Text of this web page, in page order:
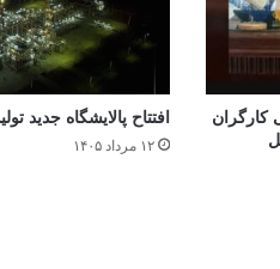
کارگران
افتتاح ‌پالایشگاه جدید
۱۲ مرداد ۱۴۰۵